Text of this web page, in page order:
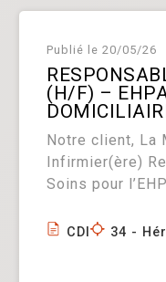
Publié le 20/05/26
(H/F) –
Notre client, La
Infirmier(ère)
Soins pour
CDI
34 -